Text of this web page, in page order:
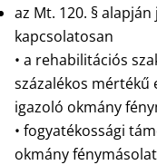
az Mt. 120. §
kapcsolatosan
• a rehabilitációs
százalékos mértékű
igazoló okmány
• fogyatékossági
okmány